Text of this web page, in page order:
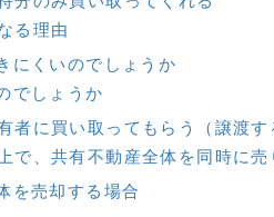
る理由
にくいのでしょうか
でしょうか
に買い取ってもらう（譲渡す
、共有不動産全体を同時に売
を売却する場合